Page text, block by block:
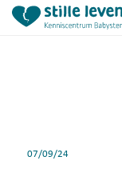
07/09/24